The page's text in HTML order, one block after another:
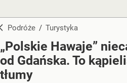
Podróże / Turystyka
„Polskie Hawaje”
od Gdańska. To
tłumy